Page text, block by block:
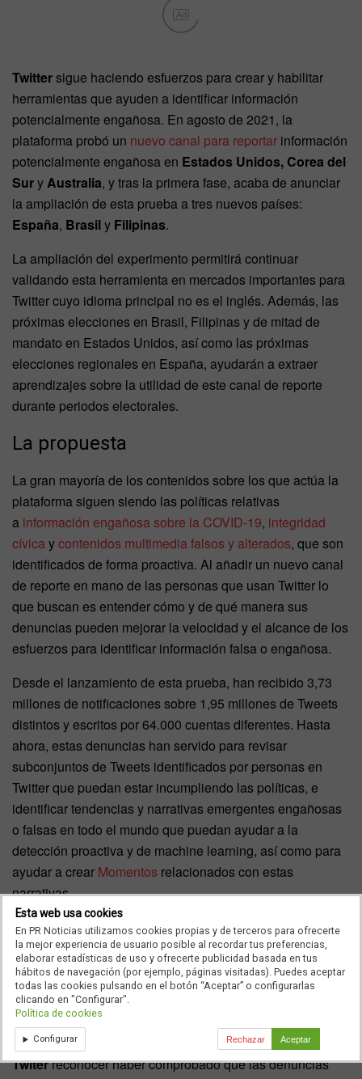
Ad
Twittersigue haciendo esfuerzos para crear y habilitar
herramientas que ayuden a identificar información
potencialmente engañosa. En agosto de 2021, la
plataforma probó un nuevo canal para reportar información
potencialmente engañosa en Estados Unidos, Corea del
SuryAustralia, y tras la primera fase, acaba de anunciar
la ampliación de esta prueba a tres nuevos países:
España, Brasily Filipinas.
La ampliación del experimento permitirá continuar
validando esta herramienta en mercados importantes para
Twitter cuyo idioma principal no es el inglés. Además, las
próximas elecciones en Brasil, Filipinas y de mitad de
mandato en Estados Unidos, así como las próximas
elecciones regionales en España, ayudarán a extraer
aprendizajes sobre la utilidad de este canal de reporte
durante periodos electorales.
La propuesta
La gran mayoría de los contenidos sobre los que actúa la
plataforma siguen siendo las políticas relativas
a información engañosa sobre la COVID-19, integridad
cívicaycontenidos multimedia falsos y alterados, que son
identificados de forma proactiva. Al añadir un nuevo canal
de reporte en mano de las personas que usan Twitter lo
que buscan es entender cómo y de qué manera sus
denuncias pueden mejorar la velocidad y el alcance de los
esfuerzos para identificar información falsa o engañosa.
Desde el lanzamiento de esta prueba, han recibido 3,73
millones de notificaciones sobre 1,95 millones de Tweets
distintos y escritos por 64.000 cuentas diferentes. Hasta
ahora, estas denuncias han servido para revisar
subconjuntos de Tweets identificados por personas en
Twitter que puedan estar incumpliendo las políticas, e
identificar tendencias y narrativas emergentes engañosas
o falsas en todo el mundo que puedan ayudar a la
detección proactiva y de machine learning, así como para
ayudar a crear Momentos relacionados con estas
narrativas.
Twitteradvierte que en esta fase de pruebas y mientras
sigan ampliando el experimento, es posible que no se
tomen medidas ni puedan responder a cada denuncia
realizada.
Lo aprendido
Twiterreconocer haber comprobado que las denuncias
Esta web usa cookies
En PR Noticias utilizamos cookies propias y de terceros para ofrecerte
la mejor experiencia de usuario posible al recordar tus preferencias,
elaborar estadísticas de uso y ofrecerte publicidad basada en tus
hábitos de navegación (por ejemplo, páginas visitadas). Puedes aceptar
todas las cookies pulsando en el botón “Aceptar” o configurarlas
clicando en "Configurar".
Política de cookies
Configurar Rechazar Aceptar